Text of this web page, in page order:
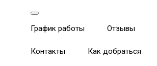
График работы Отзывы
Контакты Как добраться